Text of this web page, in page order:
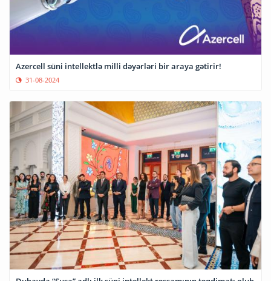
Azercell süni intellektlə milli dəyərləri bir araya gətirir!
31-08-2024